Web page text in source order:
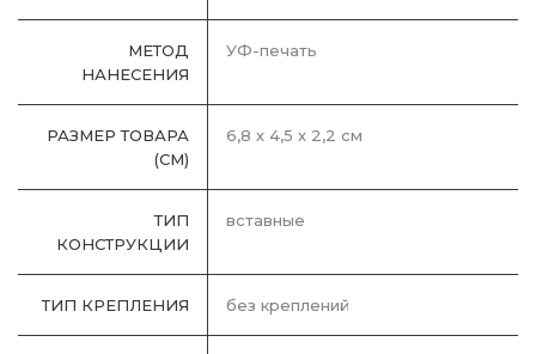
МЕТОД
НАНЕСЕНИЯ
УФ-печать
РАЗМЕР ТОВАРА
(СМ)
6,8 х 4,5 х 2,2 см
ТИП
КОНСТРУКЦИИ
вставные
ТИП КРЕПЛЕНИЯ без креплений